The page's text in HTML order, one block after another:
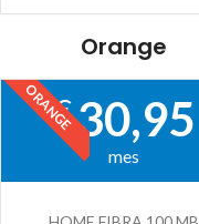
Orange
ORANGE
€30,95
mes